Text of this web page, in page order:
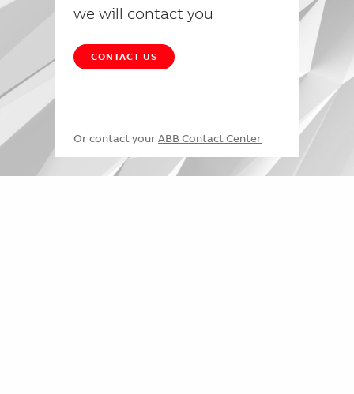
we will contact you
CONTACT US
Or contact your ABB Contact Center